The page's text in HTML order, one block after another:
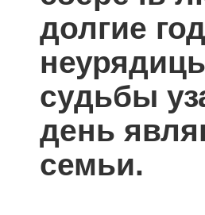
долгие
судьбы
день